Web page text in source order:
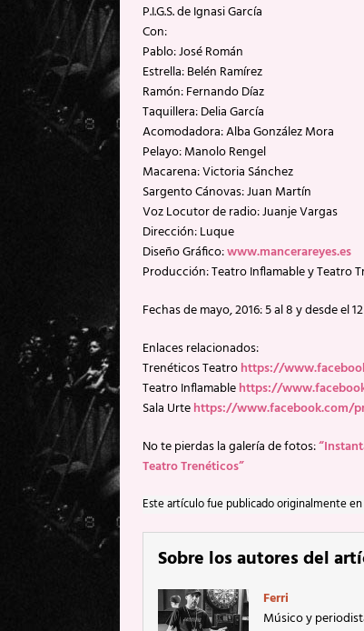
P.I.G.S. de Ignasi García
Con:
Pablo: José Román
Estrella: Belén Ramírez
Ramón: Fernando Díaz
Taquillera: Delia García
Acomodadora: Alba González Mora
Pelayo: Manolo Rengel
Macarena: Victoria Sánchez
Sargento Cánovas: Juan Martín
Voz Locutor de radio: Juanje Vargas
Dirección: Luque
Diseño Gráfico:www.mancerareyes.es
Producción: Teatro Inflamable y Teatro
Fechas de mayo, 2016: 5 al 8 y desde el
Enlaces relacionados:
Trenéticos Teatrohttps://
Teatro Inflamablehttps://
Sala Urtehttps://www.facebook.com/
No te pierdas la galería de fotos:
Teatro Trenéticos”
Este artículo fue publicado originalmente
Sobre los autores del
Ferri
Músico y